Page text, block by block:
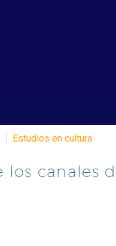
Estudios en cultura
los canales